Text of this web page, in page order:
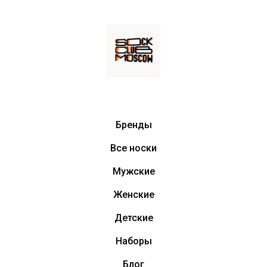
Бренды
Все носки
Мужские
Женские
Детские
Наборы
Блог